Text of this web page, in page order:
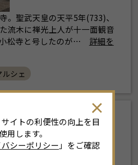
。聖武天皇の天平5年(733)、
流木に禅光上人が十一面観音
松寺と号したのが…
詳細を
ルシェ
西部
荒子観音寺
イトの利便性の向上を目
用します。
シーポリシー 」をご確認